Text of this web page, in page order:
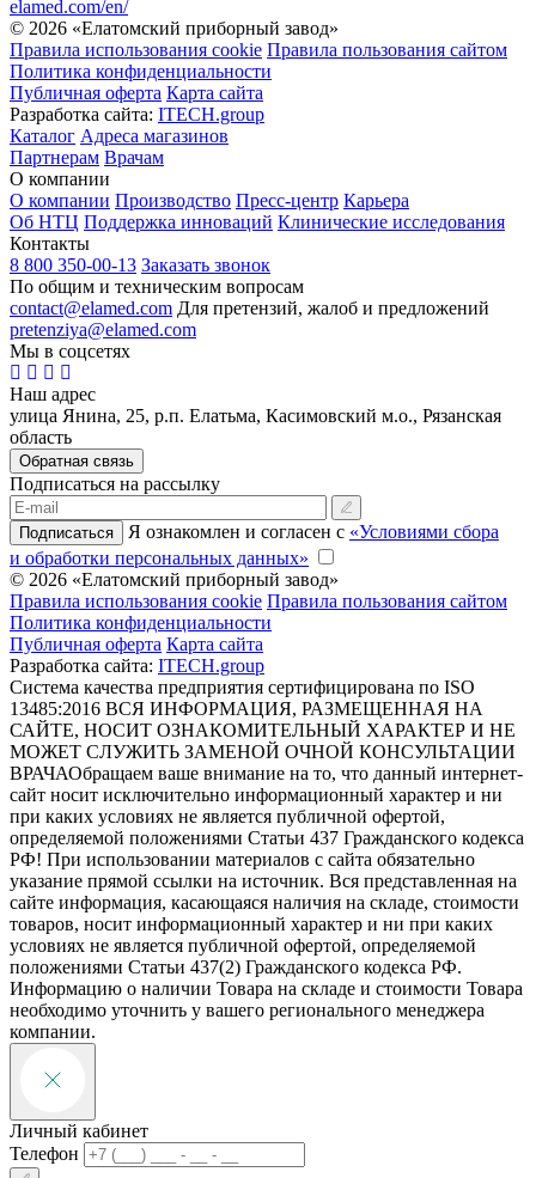
elamed.com/en/
© 2026 «Елатомский приборный завод»
Правила использования cookie Правила пользования сайтом
Политика конфиденциальности
Публичная оферта Карта сайта
Разработка сайта: ITECH.group
Каталог Адреса магазинов
Партнерам Врачам
О компании
О компании Производство Пресс-центр Карьера
Об НТЦ Поддержка инноваций Клинические исследования
Контакты
8 800 350-00-13 Заказать звонок
По общим и техническим вопросам
contact@elamed.com Для претензий, жалоб и предложений
pretenziya@elamed.com
Мы в соцсетях
Наш адрес
улица Янина, 25, р.п. Елатьма, Касимовский м.о., Рязанская
область
Обратная связь
Подписаться на рассылку
Подписаться Я ознакомлен и согласен с «Условиями сбора
и обработки персональных данных»
© 2026 «Елатомский приборный завод»
Правила использования cookie Правила пользования сайтом
Политика конфиденциальности
Публичная оферта Карта сайта
Разработка сайта: ITECH.group
Система качества предприятия сертифицирована по ISO
13485:2016 ВСЯ ИНФОРМАЦИЯ, РАЗМЕЩЕННАЯ НА
САЙТЕ, НОСИТ ОЗНАКОМИТЕЛЬНЫЙ ХАРАКТЕР И НЕ
МОЖЕТ СЛУЖИТЬ ЗАМЕНОЙ ОЧНОЙ КОНСУЛЬТАЦИИ
ВРАЧАОбращаем ваше внимание на то, что данный интернет-
сайт носит исключительно информационный характер и ни
при каких условиях не является публичной офертой,
определяемой положениями Статьи 437 Гражданского кодекса
РФ! При использовании материалов с сайта обязательно
указание прямой ссылки на источник. Вся представленная на
сайте информация, касающаяся наличия на складе, стоимости
товаров, носит информационный характер и ни при каких
условиях не является публичной офертой, определяемой
положениями Статьи 437(2) Гражданского кодекса РФ.
Информацию о наличии Товара на складе и стоимости Товара
необходимо уточнить у вашего регионального менеджера
компании.
Личный кабинет
Телефон